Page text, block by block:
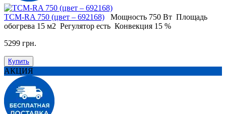
ТСМ-RA 750 (цвет – 692168) Мощность 750 Вт Площадь
обогрева 15 м2 Регулятор есть Конвекция 15 %
5299 грн.
Купить
АКЦИЯ